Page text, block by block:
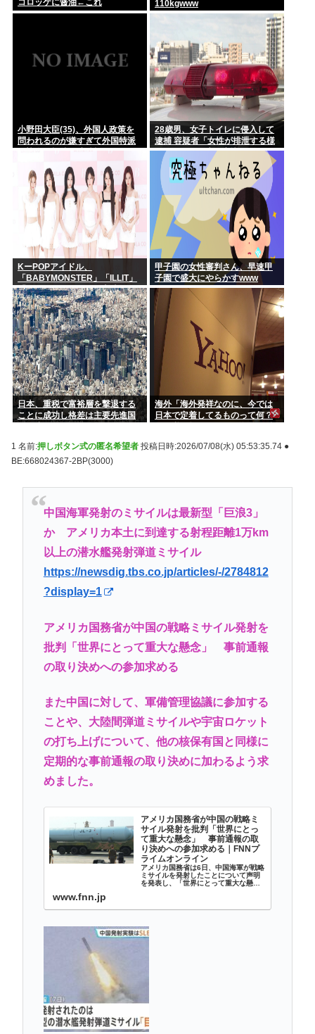
110kgwww
小野田大臣(35)、外国人政策を
問われるのが嫌すぎて外国特派
員協会の招待を連続拒否www
28歳男、女子トイレに侵入して
逮捕 容疑者「女性が排泄する様
子を見たくて床に寝込んでしま
った」
KーPOPアイドル、
「BABYMONSTER」「ILLIT」
「RESCENE」の三国志時代に
突入！
甲子園の女性審判さん、早速甲
子園で盛大にやらかすwww
日本、重税で富裕層を撃退する
ことに成功し格差は主要先進国
海外「海外発祥なのに、今では
日本で定着してるものって何？
1 名前:押しボタン式の匿名希望者 投稿日時:2026/07/08(水) 05:53:35.74 ●
BE:668024367-2BP(3000)
中国海軍発射のミサイルは最新型「巨浪3」
か アメリカ本土に到達する射程距離1万km
以上の潜水艦発射弾道ミサイル
https://newsdig.tbs.co.jp/articles/-/2784812
?display=1
アメリカ国務省が中国の戦略ミサイル発射を
批判「世界にとって重大な懸念」 事前通報
の取り決めへの参加求める
また中国に対して、軍備管理協議に参加する
ことや、大陸間弾道ミサイルや宇宙ロケット
の打ち上げについて、他の核保有国と同様に
定期的な事前通報の取り決めに加わるよう求
めました。
アメリカ国務省が中国の戦略ミ
サイル発射を批判「世界にとっ
て重大な懸念」 事前通報の取
り決めへの参加求める｜FNNプ
ライムオンライン
アメリカ国務省は6日、中国海軍が戦略
ミサイルを発射したことについて声明
を発表し、「世界にとって重大な懸念
www.fnn.jp